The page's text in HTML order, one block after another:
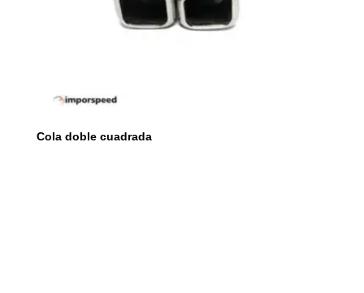
Cola doble cuadrada